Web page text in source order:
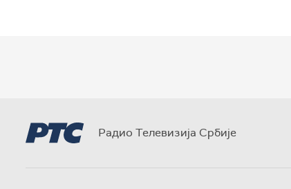
Радио Телевизија Србије